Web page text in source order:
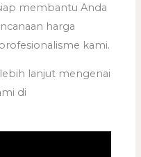
membantu Anda
harga
kami.
lanjut mengenai
di